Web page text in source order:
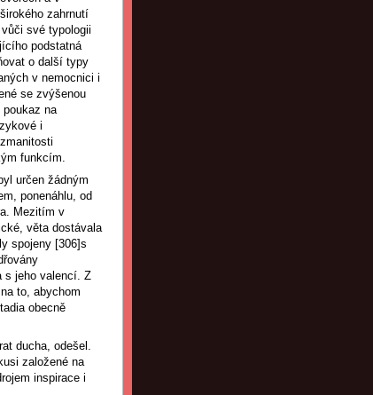
zahrnutí
své typologii
podstatná
o další typy
v nemocnici i
se zvýšenou
na
i
funkcím.
určen žádným
ponenáhlu, od
Mezitím v
věta dostávala
spojeny [306]s
s jeho valencí. Z
to, abychom
obecně
ducha, odešel.
založené na
inspirace i